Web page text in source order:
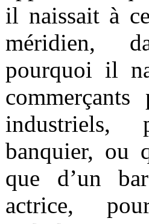
il naissait à
méridien,
pourquoi il
industriels,
banquier, ou
que d’un
actrice,